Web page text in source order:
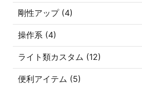
剛性アップ (4)
操作系 (4)
ライト類カスタム (12)
便利アイテム (5)